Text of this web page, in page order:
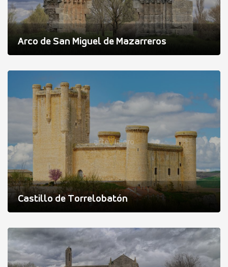
Arco de San Miguel de Mazarreros
Castillo de Torrelobatón